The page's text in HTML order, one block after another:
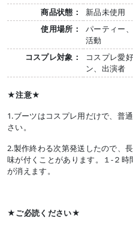
商品状態：
新品未使用
使用場所：
パーティー
活動
コスプレ対象：
コスプレ愛
ン、出演者
★注意★
1.ブーツはコスプレ用だけで、普
さい。
2.製作終わる次第発送したので、
味が付くことがあります。１-２
が消えます。
★ご必読ください★